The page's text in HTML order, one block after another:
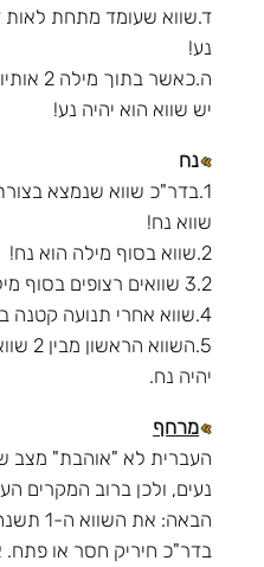
ד.שווא שעומד מתחת לאות
נע!
יש שווא הוא יהיה נע!
נח
1.בדר"כ שווא שנמצא
שווא נח!
2.שווא בסוף מילה הוא נח!
3.2 שוואים רצופים בסוף מילה- שניהם נחים!
4.שווא אחרי תנועה קטנה בדר"כ יהיה שווא נח!
יהיה נח.
מרחף
נעים, ולכן ברוב המקרים
הבאה:
בדר"כ חיריק חסר או